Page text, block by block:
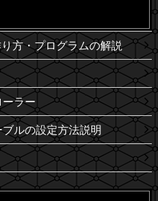
方・プログラムの解説
ラー
ルの設定方法説明